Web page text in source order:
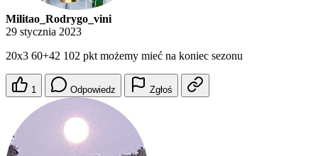
Militao_Rodrygo_vini
29 stycznia 2023
20x3 60+42 102 pkt możemy mieć na koniec sezonu
1 Odpowiedz Zgłoś